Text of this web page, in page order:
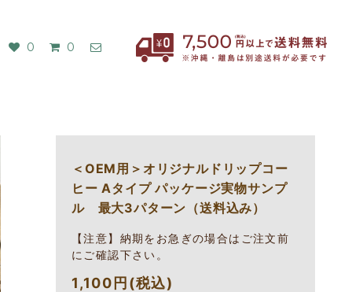
0 0
＜OEM用＞オリジナルドリップコー
ヒー Aタイプ パッケージ実物サンプ
ル 最大3パターン（送料込み）
【注意】納期をお急ぎの場合はご注文前
にご確認下さい。
1,100円(税込)